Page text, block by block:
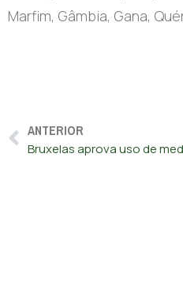
Marfim, Gâmbia, Gana,
ANTERIOR